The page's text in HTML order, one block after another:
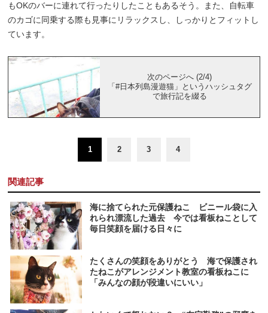
もOKのバーに連れて行ったりしたこともあるそう。また、自転車
のカゴに同乗する際も見事にリラックスし、しっかりとフィットし
ています。
次のページへ (2/4)
「#日本列島漫遊猫」というハッシュタグ
で旅行記を綴る
1 2 3 4
関連記事
海に捨てられた元保護ねこ ビニール袋に入
れられ漂流した過去 今では看板ねことして
毎日笑顔を届ける日々に
たくさんの笑顔をありがとう 海で保護され
たねこがアレンジメント教室の看板ねこに
「みんなの顔が段違いにいい」